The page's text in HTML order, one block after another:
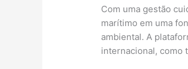
Com uma gestão
marítimo em uma
ambiental. A
internacional, como